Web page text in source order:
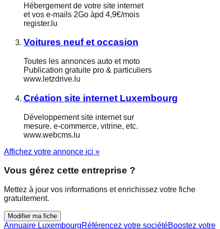
Hébergement de votre site internet
et vos e-mails 2Go àpd 4,9€/mois
register.lu
Voitures neuf et occasion
Toutes les annonces auto et moto
Publication gratuite pro & particuliers
www.letzdrive.lu
Création site internet Luxembourg
Développement site internet sur
mesure. e-commerce, vitrine, etc.
www.webcms.lu
Affichez votre annonce ici »
Vous gérez cette entreprise ?
Mettez à jour vos informations et enrichissez votre fiche
gratuitement.
Modifier ma fiche
Annuaire LuxembourgRéférencez votre sociétéBoostez votre